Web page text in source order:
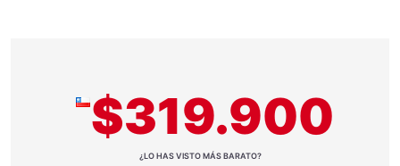
$319.900
¿LO HAS VISTO MÁS BARATO?